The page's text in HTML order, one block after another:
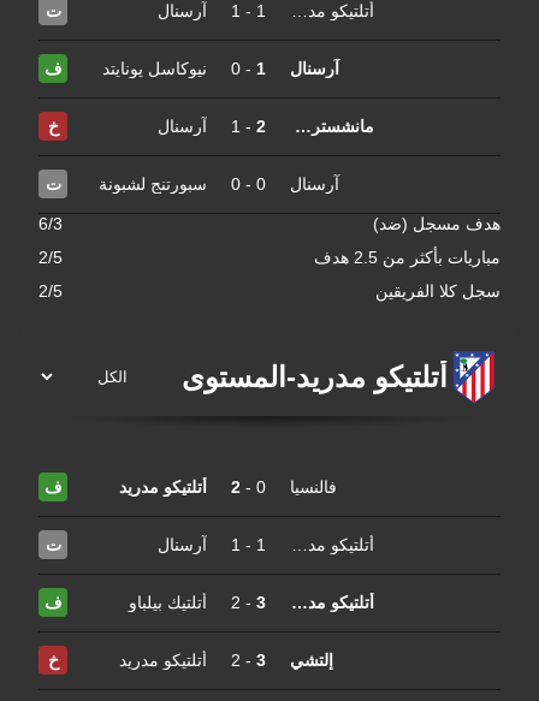
أتلتيكو مدريد 1
-
1 آرسنال ت
آرسنال 1
-
0 نيوكاسل يونايتد ف
مانشستر سيتي 2
-
1 آرسنال خ
آرسنال 0
-
0 سبورتنج لشبونة ت
هدف مسجل (ضد)
6/3
مباريات بأكثر من 2.5 هدف
2/5
سجل كلا الفريقين
2/5
أتلتيكو مدريد- المستوى
فالنسيا 0
-
2 أتلتيكو مدريد ف
أتلتيكو مدريد 1
-
1 آرسنال ت
أتلتيكو مدريد 3
-
2 أتلتيك بيلباو ف
إلتشي 3
-
2 أتلتيكو مدريد خ